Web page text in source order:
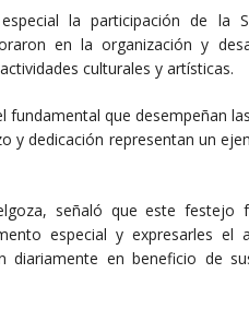
la participación de la
en la organización y
culturales y artísticas.
fundamental que desempeñan
y dedicación representan un
señaló que este festejo
especial y expresarles el
diariamente en beneficio de